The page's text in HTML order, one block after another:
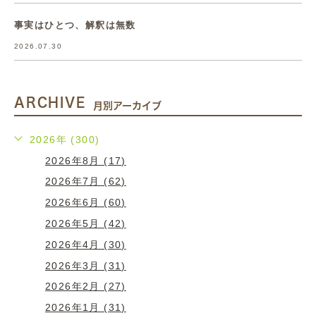
事実はひとつ、解釈は無数
2026.07.30
ARCHIVE 月別アーカイブ
2026年 (300)
2026年8月 (17)
2026年7月 (62)
2026年6月 (60)
2026年5月 (42)
2026年4月 (30)
2026年3月 (31)
2026年2月 (27)
2026年1月 (31)